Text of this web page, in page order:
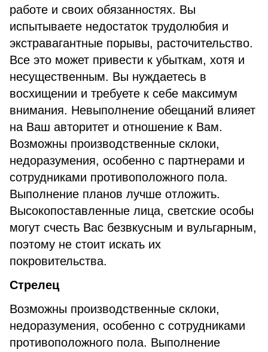
работе и своих обязанностях. Вы
испытываете недостаток трудолюбия и
экстравагантные порывы, расточительство.
Все это может привести к убыткам, хотя и
несущественным. Вы нуждаетесь в
восхищении и требуете к себе максимум
внимания. Невыполнение обещаний влияет
на Ваш авторитет и отношение к Вам.
Возможны производственные склоки,
недоразумения, особенно с партнерами и
сотрудниками противоположного пола.
Выполнение планов лучше отложить.
Высокопоставленные лица, светские особы
могут счесть Вас безвкусным и вульгарным,
поэтому не стоит искать их
покровительства.
Стрелец
Возможны производственные склоки,
недоразумения, особенно с сотрудниками
противоположного пола. Выполнение